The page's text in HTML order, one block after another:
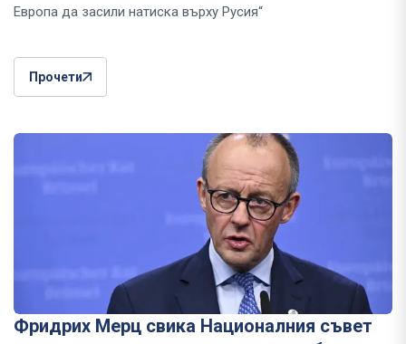
Европа да засили натиска върху Русия“
Прочети
Фридрих Мерц свика Националния съвет